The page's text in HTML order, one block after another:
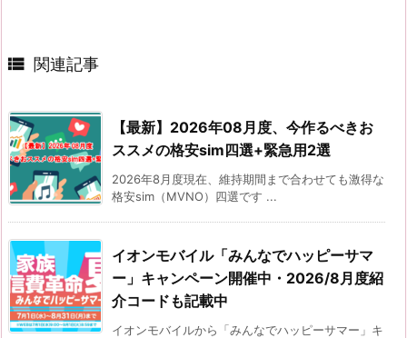
 関連記事
【最新】2026年08月度、今作るべきお
ススメの格安sim四選+緊急用2選
2026年8月度現在、維持期間まで合わせても激得な
格安sim（MVNO）四選です ...
イオンモバイル「みんなでハッピーサマ
ー」キャンペーン開催中・2026/8月度紹
介コードも記載中
イオンモバイルから「みんなでハッピーサマー」キ